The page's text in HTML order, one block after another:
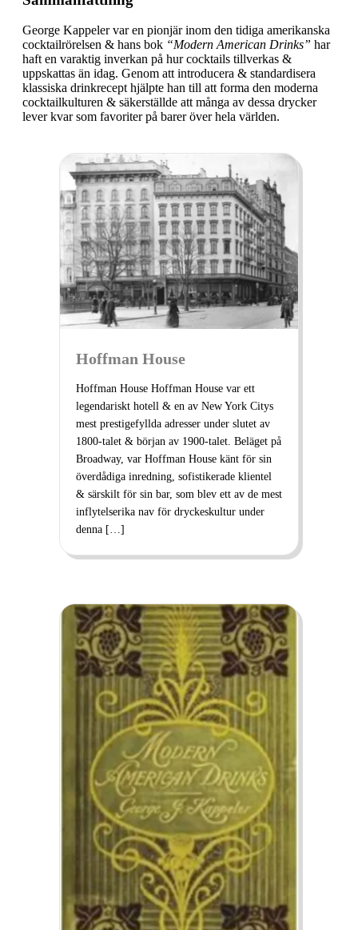
George Kappeler var en pionjär inom den tidiga amerikanska
cocktailrörelsen & hans bok “Modern American Drinks” har
haft en varaktig inverkan på hur cocktails tillverkas &
uppskattas än idag. Genom att introducera & standardisera
klassiska drinkrecept hjälpte han till att forma den moderna
cocktailkulturen & säkerställde att många av dessa drycker
lever kvar som favoriter på barer över hela världen.
Hoffman House
Hoffman House Hoffman House var ett
legendariskt hotell & en av New York Citys
mest prestigefyllda adresser under slutet av
1800-talet & början av 1900-talet. Beläget på
Broadway, var Hoffman House känt för sin
överdådiga inredning, sofistikerade klientel
& särskilt för sin bar, som blev ett av de mest
inflytelserika nav för dryckeskultur under
denna […]